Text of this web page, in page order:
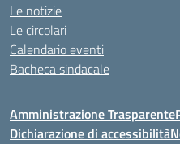
Le notizie
Le circolari
Calendario eventi
Bacheca sindacale
Amministrazione Trasparente
Dichiarazione di accessibilità